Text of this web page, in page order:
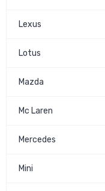
Lexus
Lotus
Mazda
Mc Laren
Mercedes
Mini